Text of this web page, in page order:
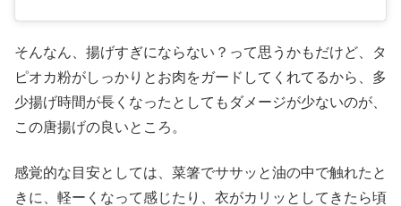
そんなん、揚げすぎにならない？って思うかもだけど、タ
ピオカ粉がしっかりとお肉をガードしてくれてるから、多
少揚げ時間が長くなったとしてもダメージが少ないのが、
この唐揚げの良いところ。
感覚的な目安としては、菜箸でササッと油の中で触れたと
きに、軽ーくなって感じたり、衣がカリッとしてきたら頃